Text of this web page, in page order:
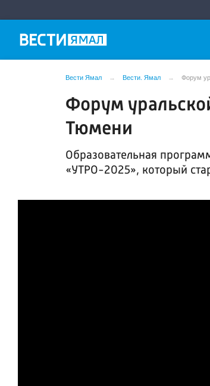
Вести Ямал Вести. Ямал Форум
Форум
Тюмени
Образовательная
«УТРО-2025», который